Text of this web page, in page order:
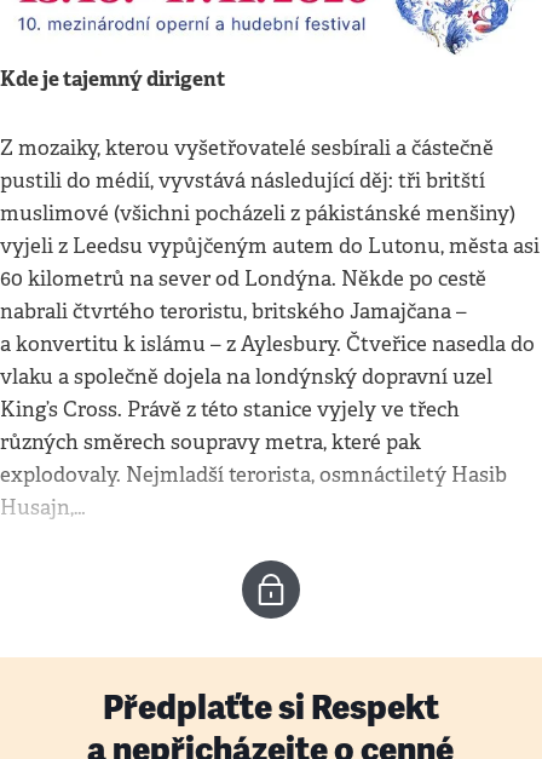
Kde je tajemný dirigent
Z mozaiky, kterou vyšetřovatelé sesbírali a částečně
pustili do médií, vyvstává následující děj: tři britští
muslimové (všichni pocházeli z pákistánské menšiny)
vyjeli z Leedsu vypůjčeným autem do Lutonu, města asi
60 kilometrů na sever od Londýna. Někde po cestě
nabrali čtvrtého teroristu, britského Jamajčana –
a konvertitu k islámu – z Aylesbury. Čtveřice nasedla do
vlaku a společně dojela na londýnský dopravní uzel
King’s Cross. Právě z této stanice vyjely ve třech
různých směrech soupravy metra, které pak
explodovaly. Nejmladší terorista, osmnáctiletý Hasib
Husajn,…
Předplaťte si Respekt
a nepřicházejte o cenné